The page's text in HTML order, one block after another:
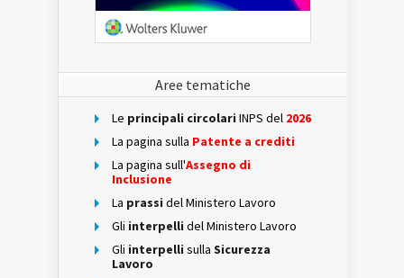
Aree tematiche
Le principali circolari INPS del 2026
La pagina sulla Patente a crediti
La pagina sull'Assegno di
Inclusione
La prassi del Ministero Lavoro
Gli interpelli del Ministero Lavoro
Gli interpelli sulla Sicurezza
Lavoro